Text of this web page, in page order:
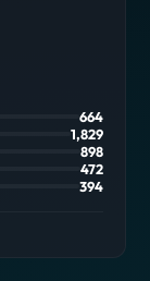
664
1,829
898
472
394